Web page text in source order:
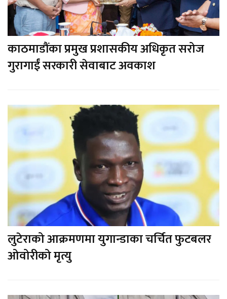
काठमाडौंका प्रमुख प्रशासकीय अधिकृत सरोज
गुरागाईं सरकारी सेवाबाट अवकाश
लुटेराको आक्रमणमा युगान्डाका चर्चित फुटबलर
ओवोरीको मृत्यु